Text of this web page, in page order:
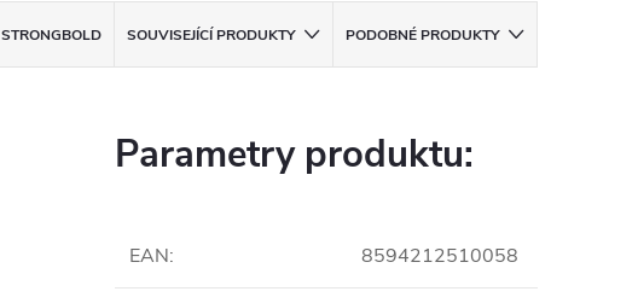
STRONGBOLD SOUVISEJÍCÍ PRODUKTY PODOBNÉ PRODUKTY
Parametry produktu:
EAN: 8594212510058